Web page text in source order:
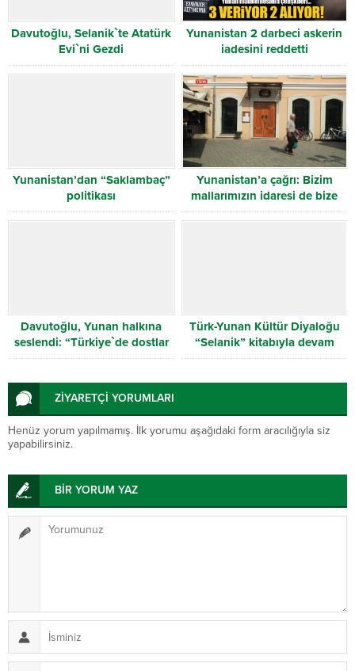
Davutoğlu, Selanik`te Atatürk
Evi`ni Gezdi
Yunanistan 2 darbeci askerin
iadesini reddetti
Yunanistan’dan “Saklambaç”
politikası
Yunanistan’a çağrı: Bizim
mallarımızın idaresi de bize
verilsin
Davutoğlu, Yunan halkına
seslendi: “Türkiye`de dostlar
edininiz”
Türk-Yunan Kültür Diyaloğu
“Selanik” kitabıyla devam
ediyor
ZİYARETÇİ YORUMLARI
Henüz yorum yapılmamış. İlk yorumu aşağıdaki form aracılığıyla siz
yapabilirsiniz.
BİR YORUM YAZ